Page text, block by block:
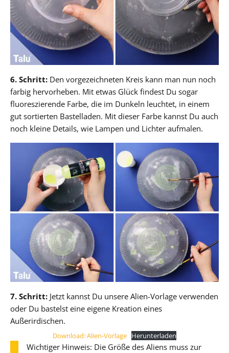
6. Schritt: Den vorgezeichneten Kreis kann man nun noch
farbig hervorheben. Mit etwas Glück findest Du sogar
fluoreszierende Farbe, die im Dunkeln leuchtet, in einem
gut sortierten Bastelladen. Mit dieser Farbe kannst Du auch
noch kleine Details, wie Lampen und Lichter aufmalen.
7. Schritt: Jetzt kannst Du unsere Alien-Vorlage verwenden
oder Du bastelst eine eigene Kreation eines
Außerirdischen.
Download: Alien-Vorlage Herunterladen
Wichtiger Hinweis: Die Größe des Aliens muss zur